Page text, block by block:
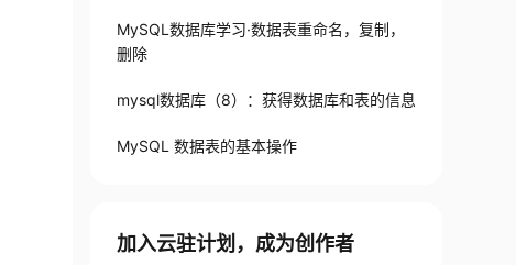
MySQL数据库学习·数据表重命名，复制，
删除
mysql数据库（8）：获得数据库和表的信息
MySQL 数据表的基本操作
加入云驻计划，成为创作者